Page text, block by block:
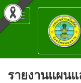
Toggle
navigation
รายงานแผน